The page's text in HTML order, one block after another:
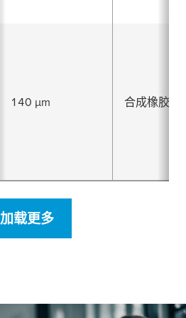
140 µm 合成橡胶
加载更多